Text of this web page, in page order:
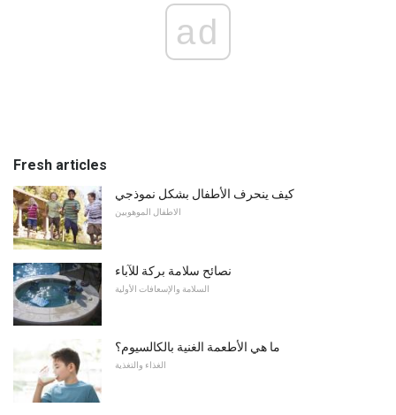
ad
Fresh articles
كيف ينحرف الأطفال بشكل نموذجي
الاطفال الموهوبين
نصائح سلامة بركة للآباء
السلامة والإسعافات الأولية
ما هي الأطعمة الغنية بالكالسيوم؟
الغذاء والتغذية